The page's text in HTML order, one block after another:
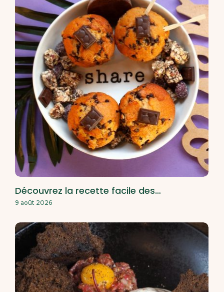
Découvrez la recette facile des…
9 août 2026